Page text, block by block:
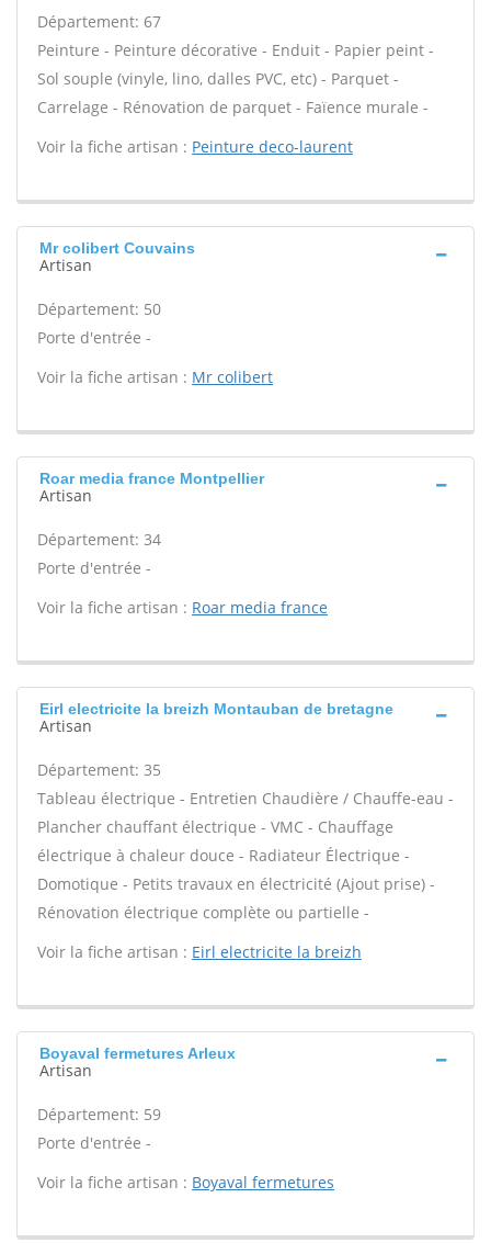
Département: 67
Peinture - Peinture décorative - Enduit - Papier peint -
Sol souple (vinyle, lino, dalles PVC, etc) - Parquet -
Carrelage - Rénovation de parquet - Faïence murale -
Voir la fiche artisan : Peinture deco-laurent
Mr colibert Couvains
Artisan
Département: 50
Porte d'entrée -
Voir la fiche artisan : Mr colibert
Roar media france Montpellier
Artisan
Département: 34
Porte d'entrée -
Voir la fiche artisan : Roar media france
Eirl electricite la breizh Montauban de bretagne
Artisan
Département: 35
Tableau électrique - Entretien Chaudière / Chauffe-eau -
Plancher chauffant électrique - VMC - Chauffage
électrique à chaleur douce - Radiateur Électrique -
Domotique - Petits travaux en électricité (Ajout prise) -
Rénovation électrique complète ou partielle -
Voir la fiche artisan : Eirl electricite la breizh
Boyaval fermetures Arleux
Artisan
Département: 59
Porte d'entrée -
Voir la fiche artisan : Boyaval fermetures